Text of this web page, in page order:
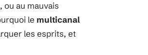
ou au mauvais
le multicanal
les esprits, et